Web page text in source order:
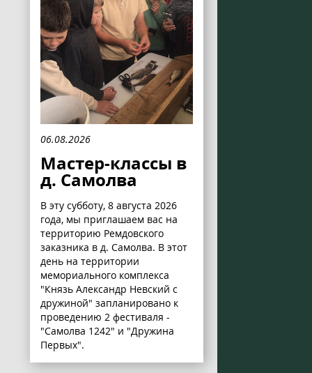
06.08.2026
Мастер-классы в
д. Самолва
В эту субботу, 8 августа 2026
года, мы приглашаем вас на
территорию Ремдовского
заказника в д. Самолва. В этот
день на территории
мемориального комплекса
"Князь Александр Невский с
дружиной" запланировано к
проведению 2 фестиваля -
"Самолва 1242" и "Дружина
Первых".